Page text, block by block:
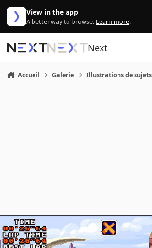
Aller au contenu
View in the app
A better way to browse. Learn more.
Next
Accueil Galerie Illustrations de sujets